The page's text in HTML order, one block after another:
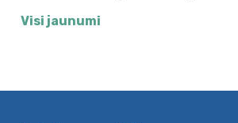
Visi jaunumi